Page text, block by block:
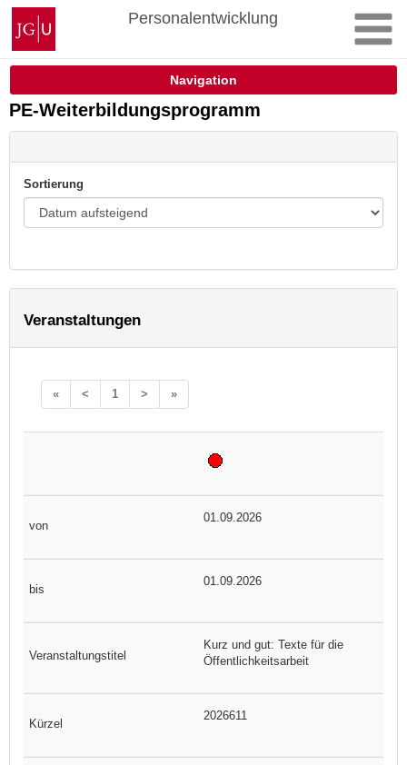
Zum
Inhalt
springen
Johannes
Gutenberg-
Universität
Personalentwicklung
Navigation
PE-Weiterbildungsprogramm
Sortierung
Veranstaltungen
« < 1 > »
01.09.2026
01.09.2026
Kurz und gut: Texte für die
Öffentlichkeitsarbeit
2026611